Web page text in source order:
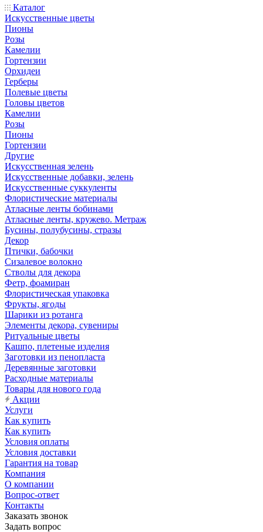
Каталог
Искусственные цветы
Пионы
Розы
Камелии
Гортензии
Орхидеи
Герберы
Полевые цветы
Головы цветов
Камелии
Розы
Пионы
Гортензии
Другие
Искусственная зелень
Искусственные добавки, зелень
Искусственные суккуленты
Флористические материалы
Атласные ленты бобинами
Атласные ленты, кружево. Метраж
Бусины, полубусины, стразы
Декор
Птички, бабочки
Сизалевое волокно
Стволы для декора
Фетр, фоамиран
Флористическая упаковка
Фрукты, ягоды
Шарики из ротанга
Элементы декора, сувениры
Ритуальные цветы
Кашпо, плетеные изделия
Заготовки из пенопласта
Деревянные заготовки
Расходные материалы
Товары для нового года
Акции
Услуги
Как купить
Как купить
Условия оплаты
Условия доставки
Гарантия на товар
Компания
О компании
Вопрос-ответ
Контакты
Заказать звонок
Задать вопрос